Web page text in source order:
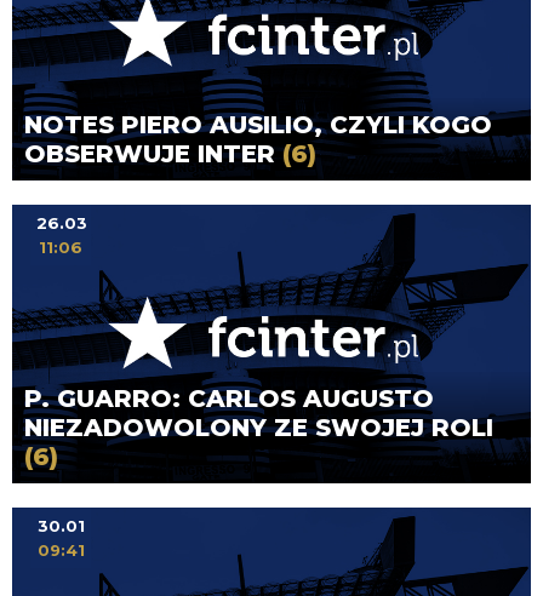
NOTES PIERO AUSILIO, CZYLI KOGO
OBSERWUJE INTER (6)
P. GUARRO: CARLOS AUGUSTO
NIEZADOWOLONY ZE SWOJEJ ROLI
(6)
26.03
11:06
30.01
09:41